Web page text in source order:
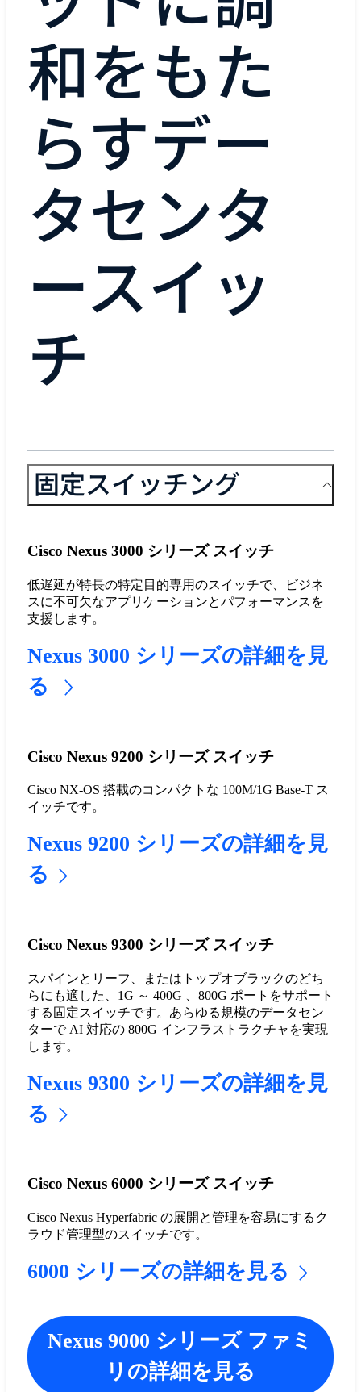
和をもた
らすデー
タセンタ
ースイッ
チ
固定スイッチング
Cisco Nexus 3000 シリーズ スイッチ
低遅延が特長の特定目的専用のスイッチで、ビジネ
スに不可欠なアプリケーションとパフォーマンスを
支援します。
Nexus 3000 シリーズの詳細を見
る
Cisco Nexus 9200 シリーズ スイッチ
Cisco NX-OS 搭載のコンパクトな 100M/1G Base-T ス
イッチです。
Nexus 9200 シリーズの詳細を見
る
Cisco Nexus 9300 シリーズ スイッチ
スパインとリーフ、またはトップオブラックのどち
らにも適した、1G ～ 400G 、800G ポートをサポート
する固定スイッチです。あらゆる規模のデータセン
ターで AI 対応の 800G インフラストラクチャを実現
します。
Nexus 9300 シリーズの詳細を見
る
Cisco Nexus 6000 シリーズ スイッチ
Cisco Nexus Hyperfabric の展開と管理を容易にするク
ラウド管理型のスイッチです。
6000 シリーズの詳細を見る
Nexus 9000 シリーズ ファミ
リの詳細を見る